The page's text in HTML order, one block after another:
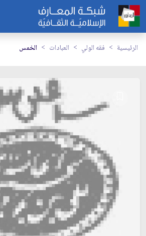
الرئيسية فقه الولي العبادات الخمس